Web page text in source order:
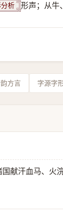
析 形声；从牛
方言 字源字
献汗血马、